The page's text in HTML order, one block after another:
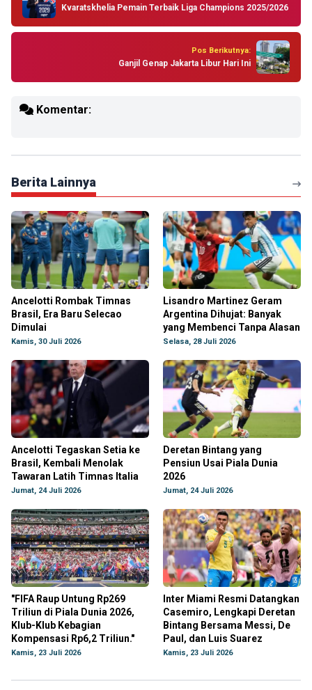
Kvaratskhelia Pemain Terbaik Liga Champions 2025/2026
Pos Berikutnya:
Ganjil Genap Jakarta Libur Hari Ini
Komentar:
Berita Lainnya
Ancelotti Rombak Timnas
Brasil, Era Baru Selecao
Dimulai
Kamis, 30 Juli 2026
Lisandro Martinez Geram
Argentina Dihujat: Banyak
yang Membenci Tanpa Alasan
Selasa, 28 Juli 2026
Ancelotti Tegaskan Setia ke
Brasil, Kembali Menolak
Tawaran Latih Timnas Italia
Jumat, 24 Juli 2026
Deretan Bintang yang
Pensiun Usai Piala Dunia
2026
Jumat, 24 Juli 2026
"FIFA Raup Untung Rp269
Triliun di Piala Dunia 2026,
Klub-Klub Kebagian
Kompensasi Rp6,2 Triliun."
Kamis, 23 Juli 2026
Inter Miami Resmi Datangkan
Casemiro, Lengkapi Deretan
Bintang Bersama Messi, De
Paul, dan Luis Suarez
Kamis, 23 Juli 2026